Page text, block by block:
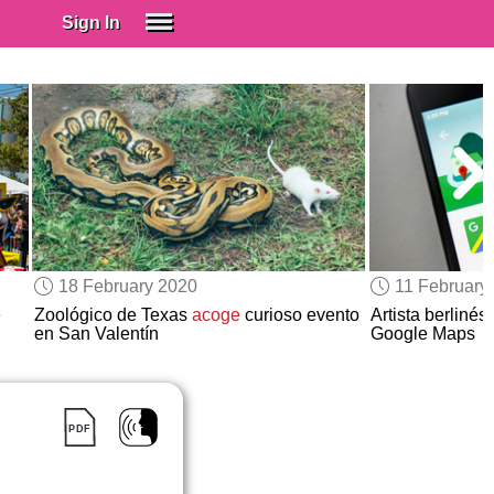
Sign In
Spanish (Spain)
Spanish (Latino)
SUBSCRIBE
EDUCATIONAL LICENSES
GIFT CARDS
OTHER LANGUAGES
18 February 2020
Zoológico de Texas acogecurioso evento
en San Valentín
11 February
Artista berlinés
Google Maps